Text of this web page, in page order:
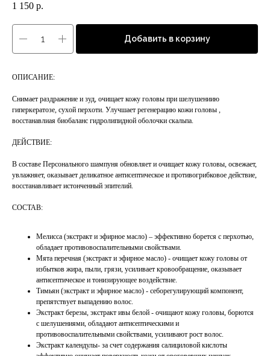
1 150 р.
Добавить в корзину
ОПИСАНИЕ:
Снимает раздражение и зуд, очищает кожу головы при шелушениию
гиперкератозе, сухой перхоти. Улучшает регенерацию кожи головы ,
восстанавлиая биобаланс гидролипидной оболочки скальпа.
ДЕЙСТВИЕ:
В составе Персонального шампуня обновляет и очищает кожу головы, освежает,
увлажняет, оказывает деликатное антисептическое и противогрибковое действие,
восстанавливает истонченный эпителий.
СОСТАВ:
Мелисса (экстракт и эфирное масло) – эффективно борется с перхотью,
обладает противовоспалительными свойствами.
Мята перечная (экстракт и эфирное масло) - очищает кожу головы от
избытков жира, пыли, грязи, усиливает кровообращение, оказывает
антисептическое и тонизирующее воздействие.
Тимьян (экстракт и эфирное масло) - себорегулирующий компонент,
препятствует выпадению волос.
Экстракт березы, экстракт ивы белой - очищают кожу головы, борются
с шелушениями, обладают антисептическими и
противовоспалительными свойствами, усиливают рост волос.
Экстракт календулы- за счет содержания салициловой кислоты